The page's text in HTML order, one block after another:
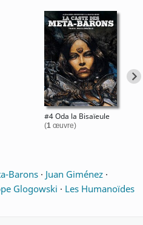
#4 Oda la Bisaïeule
(1 œuvre)
Barons · Juan Giménez ·
Glogowski · Les Humanoïdes